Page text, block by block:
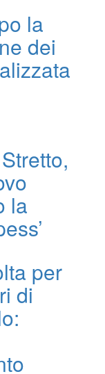
la
dei
la
per
di